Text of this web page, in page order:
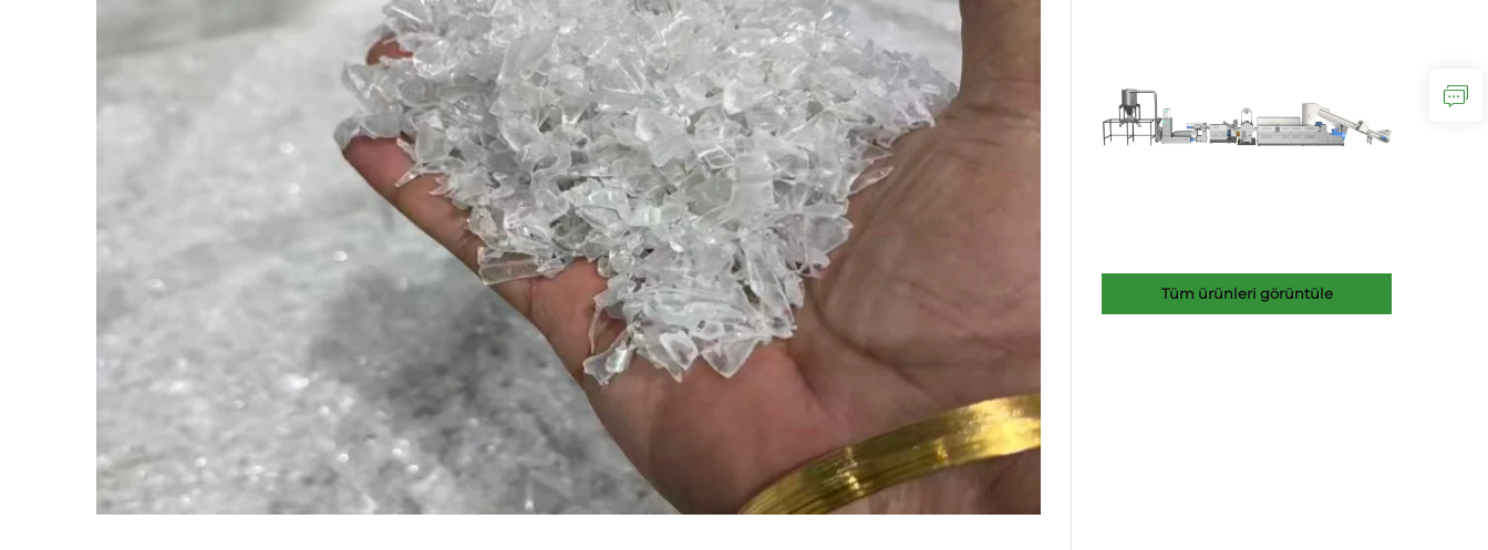
Tüm ürünleri görüntüle